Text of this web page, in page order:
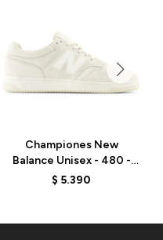
Championes New
Balance Unisex - 480 -
BB480LDS - LINEN
$ 5.390